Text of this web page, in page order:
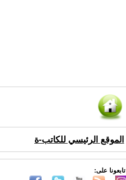
الموقع الرئيسي للكاتب-ة
تابعونا على: